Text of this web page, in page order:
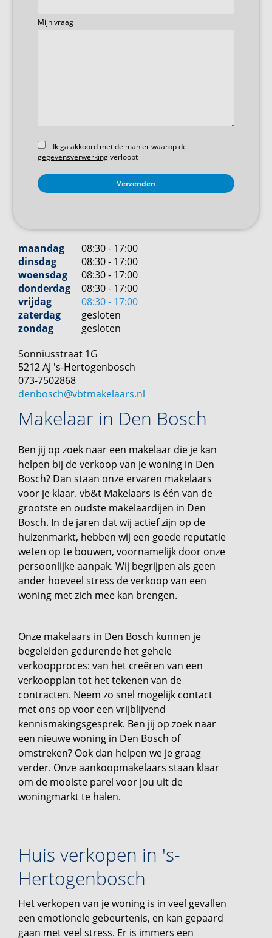
Mijn vraag
Ik ga akkoord met de manier waarop de
gegevensverwerkingverloopt
maandag
08:30 - 17:00
dinsdag
08:30 - 17:00
woensdag
08:30 - 17:00
donderdag
08:30 - 17:00
vrijdag
08:30 - 17:00
zaterdag
gesloten
zondag
gesloten
Sonniusstraat 1G
5212 AJ 's-Hertogenbosch
073-7502868
denbosch@vbtmakelaars.nl
Makelaar in Den Bosch
Ben jij op zoek naar een makelaar die je kan
helpen bij de verkoop van je woning in Den
Bosch? Dan staan onze ervaren makelaars
voor je klaar. vb&t Makelaars is één van de
grootste en oudste makelaardijen in Den
Bosch. In de jaren dat wij actief zijn op de
huizenmarkt, hebben wij een goede reputatie
weten op te bouwen, voornamelijk door onze
persoonlijke aanpak. Wij begrijpen als geen
ander hoeveel stress de verkoop van een
woning met zich mee kan brengen.
Onze makelaars in Den Bosch kunnen je
begeleiden gedurende het gehele
verkoopproces: van het creëren van een
verkoopplan tot het tekenen van de
contracten. Neem zo snel mogelijk contact
met ons op voor een vrijblijvend
kennismakingsgesprek. Ben jij op zoek naar
een nieuwe woning in Den Bosch of
omstreken? Ook dan helpen we je graag
verder. Onze aankoopmakelaars staan klaar
om de mooiste parel voor jou uit de
woningmarkt te halen.
Huis verkopen in 's-
Hertogenbosch
Het verkopen van je woning is in veel gevallen
een emotionele gebeurtenis, en kan gepaard
gaan met veel stress. Er is immers een